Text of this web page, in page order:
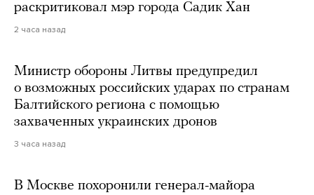
раскритиковал мэр города Садик Хан
2 часа назад
Министр обороны Литвы предупредил
о возможных российских ударах по странам
Балтийского региона с помощью
захваченных украинских дронов
3 часа назад
В Москве похоронили генерал-майора